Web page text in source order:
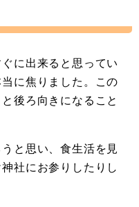
に出来ると思ってい
に焦りました。この
後ろ向きになること
と思い、食生活を見
社にお参りしたりし